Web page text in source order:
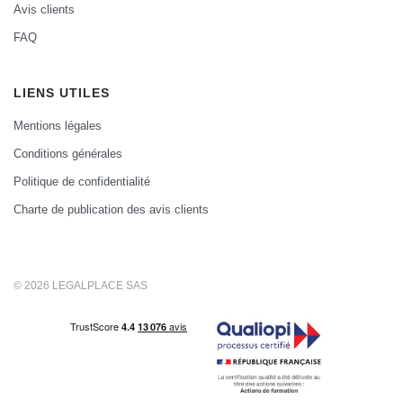
Avis clients
FAQ
LIENS UTILES
Mentions légales
Conditions générales
Politique de confidentialité
Charte de publication des avis clients
© 2026 LEGALPLACE SAS